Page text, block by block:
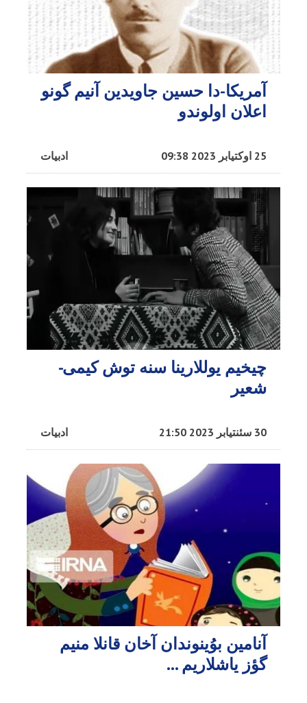
آمریکا-دا حسین جاویدین آنیم گونو
اعلان اولوندو
ادبیات 25 اوکتیابر 2023 09:38
چیخیم یوللارینا سنه توش کیمی-
شعیر
ادبیات 30 سئنتیابر 2023 21:50
آنامین بوُینوندان آخان قانلا منیم
گؤز یاشلاریم ...